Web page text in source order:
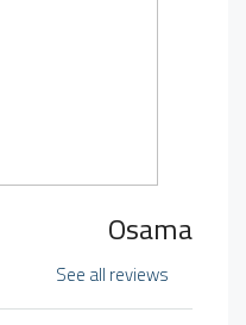
Osama
See all reviews